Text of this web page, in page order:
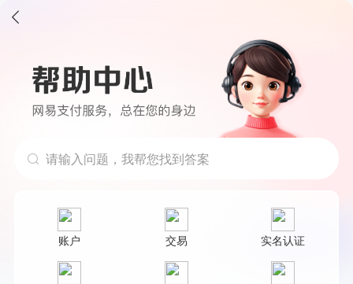
请输入问题，我帮您找到答案
账户 交易 实名认证